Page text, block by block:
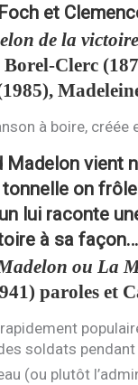
et
de la victoire
Borel-Clerc
à boire, créée
Madelon vient
on
lui raconte
à sa
ou La
paroles et
soldats
(ou plutôt